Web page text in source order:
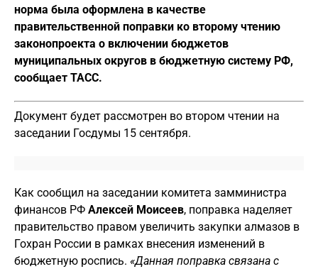
норма была оформлена в качестве
правительственной поправки ко второму чтению
законопроекта о включении бюджетов
муниципальных округов в бюджетную систему РФ,
сообщает ТАСС.
Документ будет рассмотрен во втором чтении на
заседании Госдумы 15 сентября.
Как сообщил на заседании комитета замминистра
финансов РФ Алексей Моисеев, поправка наделяет
правительство правом увеличить закупки алмазов в
Гохран России в рамках внесения изменений в
бюджетную роспись. «Данная поправка связана с